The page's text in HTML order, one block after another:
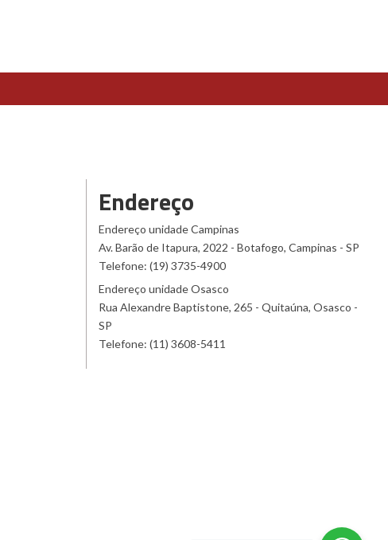
Endereço
Endereço unidade Campinas
Av. Barão de Itapura, 2022 - Botafogo, Campinas - SP
Telefone: (19) 3735-4900
Endereço unidade Osasco
Rua Alexandre Baptistone, 265 - Quitaúna, Osasco -
SP
Telefone: (11) 3608-5411